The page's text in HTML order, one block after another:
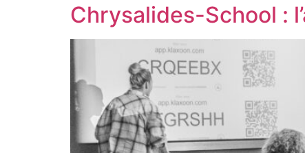
Chrysalides-School :